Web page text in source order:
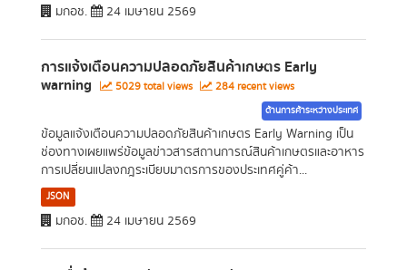
มกอช. 24 เมษายน 2569
การแจ้งเตือนความปลอดภัยสินค้าเกษตร Early
warning 5029 total views 284 recent views
ด้านการค้าระหว่างประเทศ
ข้อมูลแจ้งเตือนความปลอดภัยสินค้าเกษตร Early Warning เป็น
ช่องทางเผยแพร่ข้อมูลข่าวสารสถานการณ์สินค้าเกษตรและอาหาร
การเปลี่ยนแปลงกฎระเบียบมาตรการของประเทศคู่ค้า...
JSON
มกอช. 24 เมษายน 2569